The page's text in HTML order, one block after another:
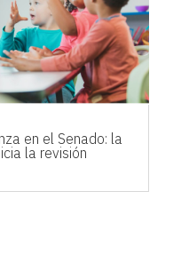
en el Senado: la
la revisión